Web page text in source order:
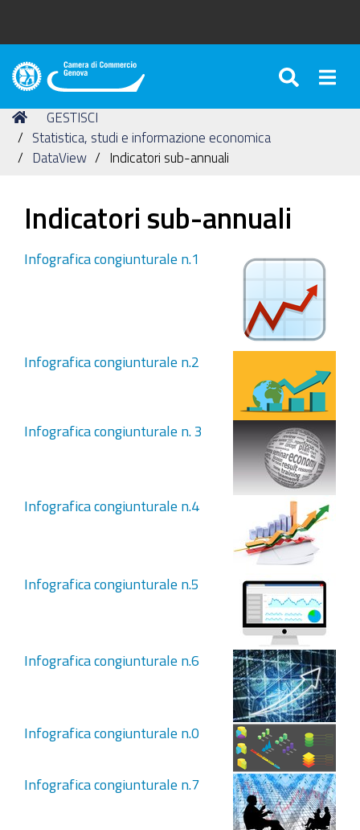
Camera
Commercio
di
Genova
Tu
sei
qui:
Home
GESTISCI
Statistica, studi e informazione economica
DataView
Indicatori sub-annuali
Indicatori sub-annuali
Infografica congiunturale n.1
Infografica congiunturale n.2
Infografica congiunturale n. 3
Infografica congiunturale n.4
Infografica congiunturale n.5
Infografica congiunturale n.6
Infografica congiunturale n.0
Infografica congiunturale n.7